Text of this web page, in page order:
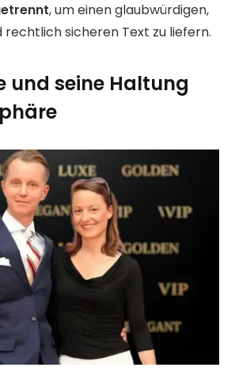
, um einen glaubwürdigen,
rechtlich sicheren Text zu liefern.
und seine Haltung